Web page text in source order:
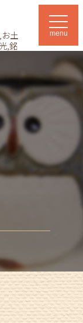
t
o
g
g
e
a
v
i
menu
土
,銘